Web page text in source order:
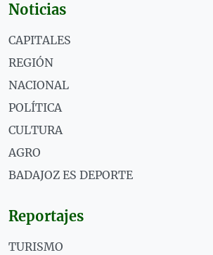
Noticias
CAPITALES
REGIÓN
NACIONAL
POLÍTICA
CULTURA
AGRO
BADAJOZ ES DEPORTE
Reportajes
TURISMO